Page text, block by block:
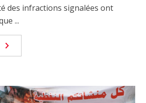
des infractions signalées ont
...